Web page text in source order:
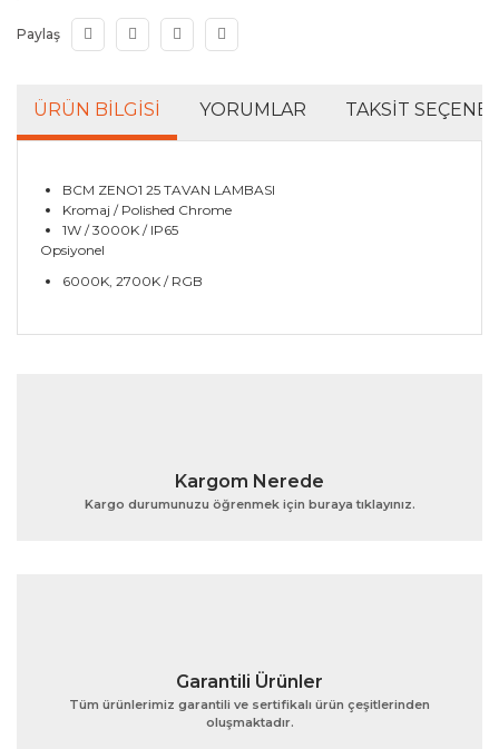
Paylaş
ÜRÜN BILGISI YORUMLAR TAKSIT
BCM ZENO1 25 TAVAN LAMBASI
Kromaj / Polished Chrome
1W / 3000K / IP65
Opsiyonel
6000K, 2700K / RGB
Bu ürünün fiyat bilgisi, resim, ürün açıklamalarında ve
Ürün açıklamasında eksik bilgiler bulunuyor.
Gönder
Kargom Nerede
Kargo durumunuzu öğrenmek için buraya tıklayınız.
Garantili Ürünler
Tüm ürünlerimiz garantili ve sertifikalı ürün çeşitlerinden
oluşmaktadır.